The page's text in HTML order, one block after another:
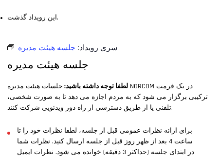
این رویداد گذشت.
سری رویداد: جلسه هیئت مدیره
جلسه هیئت مدیره
لطفا توجه داشته باشید: جلسات هیئت مدیره NORCOM در یک فرمت
ترکیبی برگزار می شود که به مردم اجازه می دهد تا به صورت شخصی،
تلفنی یا از طریق دسترسی از راه دور ویدئویی شرکت کنند.
برای ارائه نظرات عمومی قبل از جلسه، لطفا نظرات خود را تا
ساعت 4 بعد از ظهر روز قبل از جلسه ارسال کنید. نظرات شما
در ابتدای جلسه (حداکثر 3 دقیقه) خوانده می شود. نظرات ایمیل